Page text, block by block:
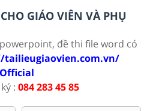
GIÁO VIÊN VÀ PHỤ
đề thi file word có
: 084 283 45 85